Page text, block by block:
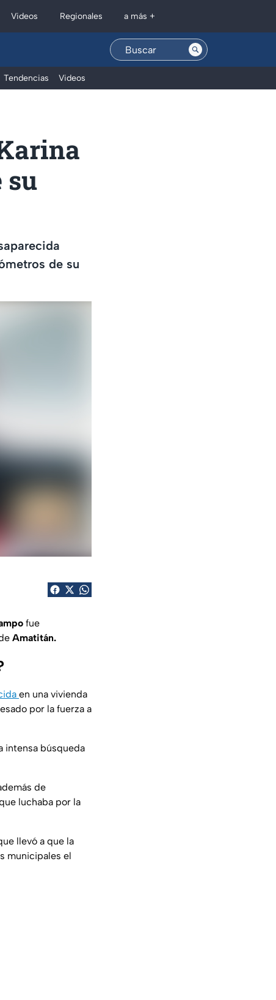
Videos Regionales a más +
Tendencias Videos
su
de su
fue
Amatitán.
en una vivienda
por la fuerza a
intensa búsqueda
de
luchaba por la
llevó a que la
municipales el